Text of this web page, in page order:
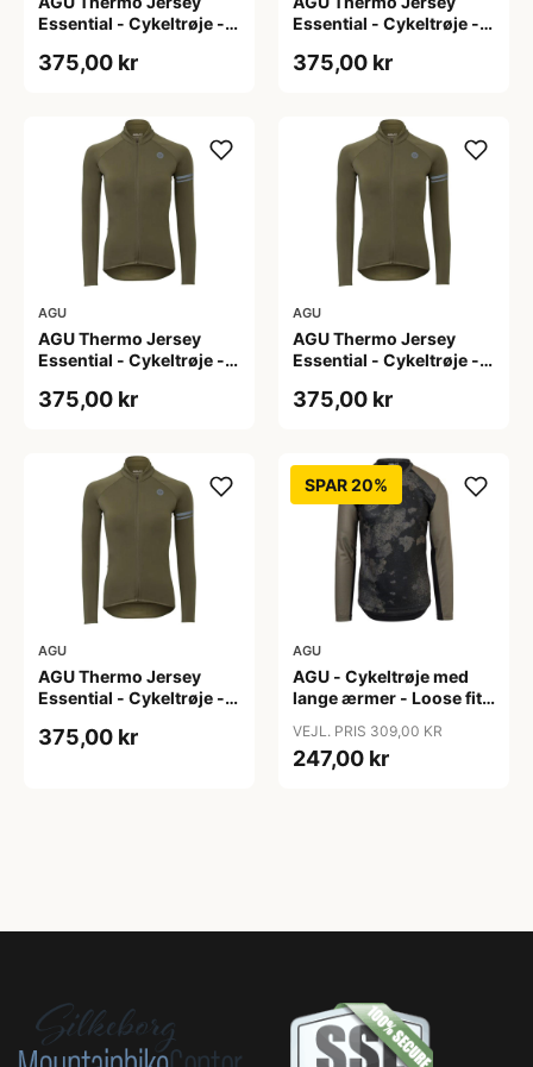
Essential - Cykeltrøje -
L
375,00 kr
Essential - Cykeltrøje -
M
375,00 kr
AGU
AGU Thermo Jersey
Essential - Cykeltrøje -
S
375,00 kr
AGU
AGU Thermo Jersey
Essential - Cykeltrøje -
XL
375,00 kr
AGU
AGU Thermo Jersey
Essential - Cykeltrøje -
XXL
375,00 kr
SPAR 20%
AGU
AGU - Cykeltrøje med
lange ærmer - Loose fit -
VEJL. PRIS 309,00 KR
247,00 kr